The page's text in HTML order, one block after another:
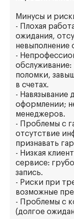
Минусы и
- Плохая
ожидания,
невыполнение
-
поломки,
в счетах.
- Навязывание
оформлении;
менеджеров.
- Проблемы с
отсутствие
признавать
- Низкая
сервисе:
запись.
- Риски при
возможные
- Проблемы с
(долгое